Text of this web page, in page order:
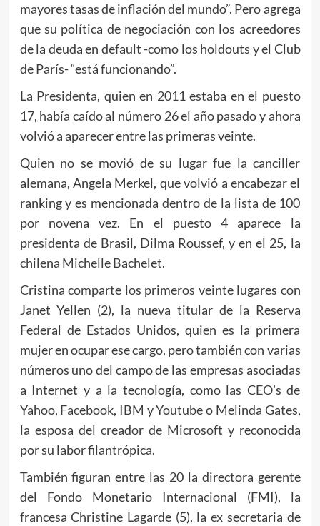
mayores tasas de inflación del mundo”. Pero agrega
que su política de negociación con los acreedores
de la deuda en default -como los holdouts y el Club
de París- “está funcionando”.
La Presidenta, quien en 2011 estaba en el puesto
17, había caído al número 26 el año pasado y ahora
volvió a aparecer entre las primeras veinte.
Quien no se movió de su lugar fue la canciller
alemana, Angela Merkel, que volvió a encabezar el
ranking y es mencionada dentro de la lista de 100
por novena vez. En el puesto 4 aparece la
presidenta de Brasil, Dilma Roussef, y en el 25, la
chilena Michelle Bachelet.
Cristina comparte los primeros veinte lugares con
Janet Yellen (2), la nueva titular de la Reserva
Federal de Estados Unidos, quien es la primera
mujer en ocupar ese cargo, pero también con varias
números uno del campo de las empresas asociadas
a Internet y a la tecnología, como las CEO’s de
Yahoo, Facebook, IBM y Youtube o Melinda Gates,
la esposa del creador de Microsoft y reconocida
por su labor filantrópica.
También figuran entre las 20 la directora gerente
del Fondo Monetario Internacional (FMI), la
francesa Christine Lagarde (5), la ex secretaria de